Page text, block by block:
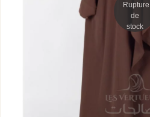
Rupture
de
stock